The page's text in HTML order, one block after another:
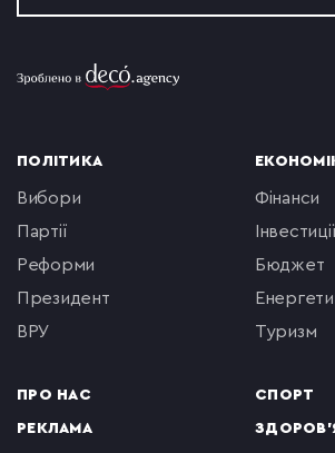
ПОЛІТИКА
вибори
партії
реформи
президент
ВРУ
ПРО НАС
РЕКЛАМА
фінанси
інвестиції
бюджет
туризм
СПОРТ